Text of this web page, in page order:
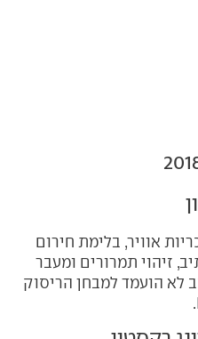
רקסטון מצויד ב-9 כריות אוויר, בלימת חירום
זיהוי תמרורים ומעבר
לא הועמד למבחן הריסוק